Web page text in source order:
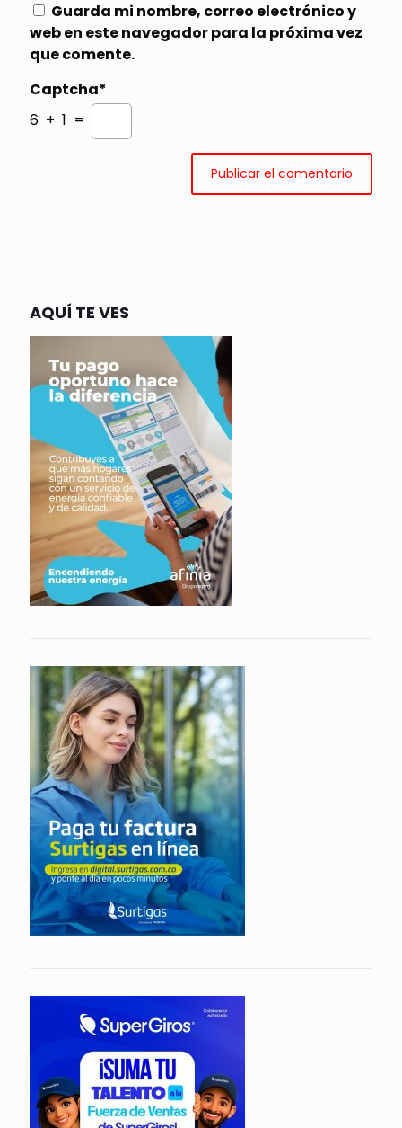
Guarda mi nombre, correo electrónico y
web en este navegador para la próxima vez
que comente.
Captcha*
6 + 1 =
AQUÍ TE VES